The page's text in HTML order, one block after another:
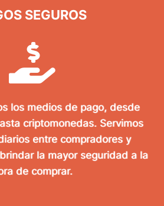
SEGUROS
los medios de pago, desde
criptomonedas. Servimos
entre compradores y
la mayor seguridad a la
de comprar.